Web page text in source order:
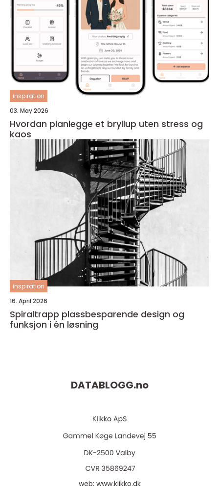
inspiration
03. May 2026
Hvordan planlegge et bryllup uten stress og
kaos
inspiration
16. April 2026
Spiraltrapp plassbesparende design og
funksjon i én løsning
DATABLOGG.no
web: www.klikko.dk